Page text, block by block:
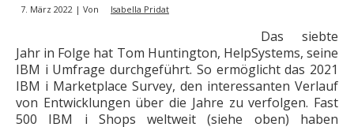
7. März 2022 | Von Isabella Pridat
Das siebte
Jahr in Folge hat Tom Huntington, HelpSystems, seine
IBM i Umfrage durchgeführt. So ermöglicht das 2021
IBM i Marketplace Survey, den interessanten Verlauf
von Entwicklungen über die Jahre zu verfolgen. Fast
500 IBM i Shops weltweit (siehe oben) haben